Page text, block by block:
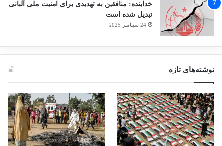
خدابنده: منافقین به تهدیدی برای امنیت ملی آلبانی
تبدیل شده است
24 سپتامبر 2025
نوشته‌های تازه